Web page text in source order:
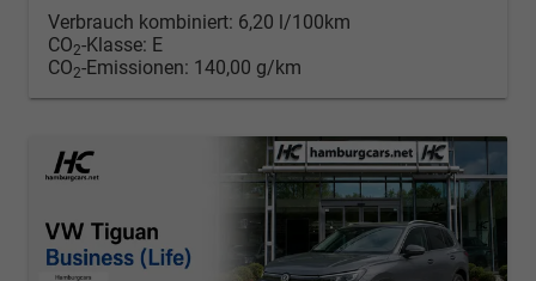
Verbrauch kombiniert: 6,20 l/100km
CO2-Klasse: E
CO2-Emissionen: 140,00 g/km